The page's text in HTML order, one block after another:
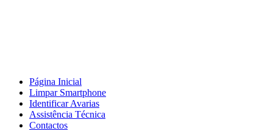
Página Inicial
Limpar Smartphone
Identificar Avarias
Assistência Técnica
Contactos